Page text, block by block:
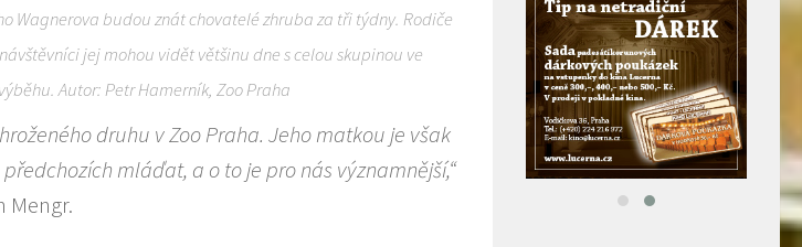
Wagnerova budou znát chovatelé zhruba za tři týdny. Rodiče
jej mohou vidět většinu dne s celou skupinou ve
Autor: Petr Hamerník, Zoo Praha
druhu v Zoo Praha. Jeho matkou je však
mláďat, a o to je pro nás významnější,“
Mengr.